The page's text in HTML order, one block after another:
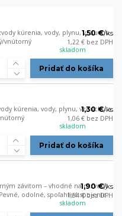
kúrenia, vody, plynu, vzduchu
vnútorný
1,50 €/ks
1,22 € bez DPH
skladom
Pridať do košíka
kúrenia, vody, plynu, vzduchu a
1,30 €/ks
1,06 € bez DPH
skladom
Pridať do košíka
závitom – vhodné na rozvody
odolné, spoľahlivé spojenie.
1,90 €/ks
1,54 €bez DPH
skladom